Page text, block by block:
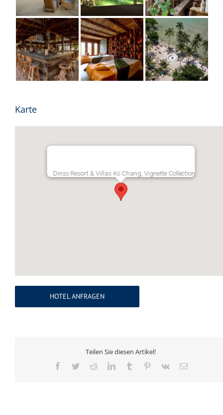
Karte
Dinso Resort & Villas Ko Chang, Vignette Collection
HOTEL ANFRAGEN
Teilen Sie diesen Artikel!
Facebook
TwitterRedditLinkedInTumblr Pinterest
Vk
E-